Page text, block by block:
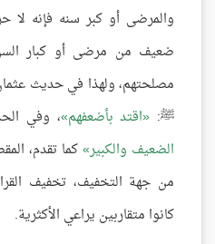
والمرضى أو كبر سنه فإنه لا
ضعيف من مرضى أو كبار
مصلحتهم، ولهذا في حديث
ﷺ:
اقتد بأضعفهم ، وفي
الضعيف والكبير كما تقدم،
من جهة التخفيف، تخفيف
كانوا متقاربين يراعي الأكثرية.